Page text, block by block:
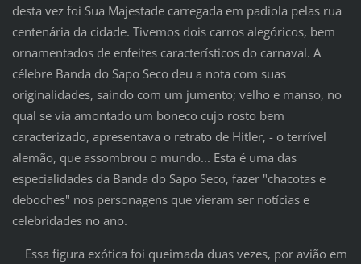
desta vez foi Sua Majestade carregada em padiola pelas rua
centenária da cidade. Tivemos dois carros alegóricos, bem
ornamentados de enfeites característicos do carnaval. A
célebre Banda do Sapo Seco deu a nota com suas
originalidades, saindo com um jumento; velho e manso, no
qual se via amontado um boneco cujo rosto bem
caracterizado, apresentava o retrato de Hitler, - o terrível
alemão, que assombrou o mundo... Esta é uma das
especialidades da Banda do Sapo Seco, fazer "chacotas e
deboches" nos personagens que vieram ser notícias e
celebridades no ano.
Essa figura exótica foi queimada duas vezes, por avião em